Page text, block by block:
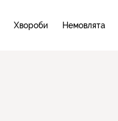
Хвороби Немовлята